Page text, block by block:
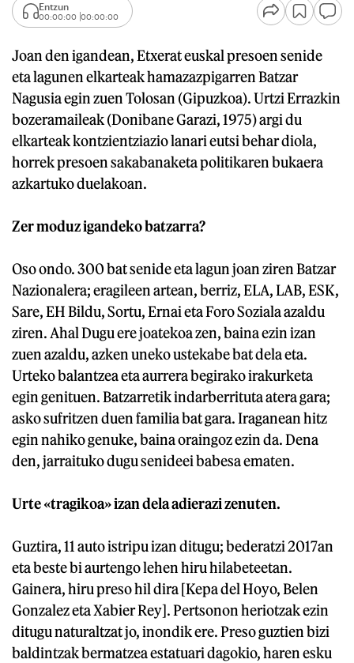
Entzun
00:00:00 00:00:00
Joan den igandean, Etxerat euskal presoen senide
eta lagunen elkarteak hamazazpigarren Batzar
Nagusia egin zuen Tolosan (Gipuzkoa). Urtzi Errazkin
bozeramaileak (Donibane Garazi, 1975) argi du
elkarteak kontzientziazio lanari eutsi behar diola,
horrek presoen sakabanaketa politikaren bukaera
azkartuko duelakoan.
Zer moduz igandeko batzarra?
Oso ondo. 300 bat senide eta lagun joan ziren Batzar
Nazionalera; eragileen artean, berriz, ELA, LAB, ESK,
Sare, EH Bildu, Sortu, Ernai eta Foro Soziala azaldu
ziren. Ahal Dugu ere joatekoa zen, baina ezin izan
zuen azaldu, azken uneko ustekabe bat dela eta.
Urteko balantzea eta aurrera begirako irakurketa
egin genituen. Batzarretik indarberrituta atera gara;
asko sufritzen duen familia bat gara. Iraganean hitz
egin nahiko genuke, baina oraingoz ezin da. Dena
den, jarraituko dugu senideei babesa ematen.
Urte «tragikoa» izan dela adierazi zenuten.
Guztira, 11 auto istripu izan ditugu; bederatzi 2017an
eta beste bi aurtengo lehen hiru hilabeteetan.
Gainera, hiru preso hil dira [Kepa del Hoyo, Belen
Gonzalez eta Xabier Rey]. Pertsonon heriotzak ezin
ditugu naturaltzat jo, inondik ere. Preso guztien bizi
baldintzak bermatzea estatuari dagokio, haren esku